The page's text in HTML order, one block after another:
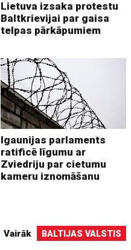
Lietuva izsaka protestu
Baltkrievijai par gaisa
telpas pārkāpumiem
Igaunijas parlaments
ratificē līgumu ar
Zviedriju par cietumu
kameru iznomāšanu
Vairāk BALTIJAS VALSTIS